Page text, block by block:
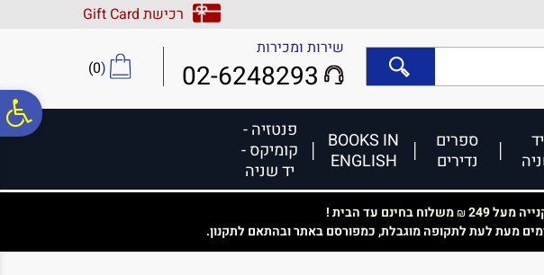
נגישות
אתר
המרכזי
רכישת Gift Card
שירות ומכירות
02-6248293
(
0
)
ספרים
נדירים
BOOKS IN
ENGLISH
פנטזיה -
קומיקס -
יד שניה
מעל 249 ₪משלוח בחינם עד הבית !
מעת לעת לתקופה מוגבלת, כמפורסם באתר ובהתאם לתקנון.